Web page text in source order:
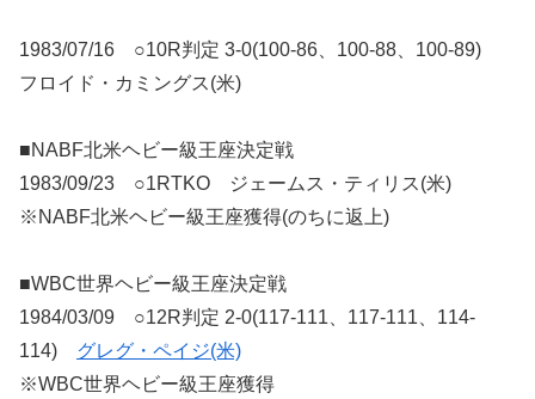
1983/07/16 ○10R判定 3-0(100-86、100-88、100-89)
フロイド・カミングス(米)
■NABF北米ヘビー級王座決定戦
1983/09/23 ○1RTKO ジェームス・ティリス(米)
※NABF北米ヘビー級王座獲得(のちに返上)
■WBC世界ヘビー級王座決定戦
1984/03/09 ○12R判定 2-0(117-111、117-111、114-
114) グレグ・ペイジ(米)
※WBC世界ヘビー級王座獲得